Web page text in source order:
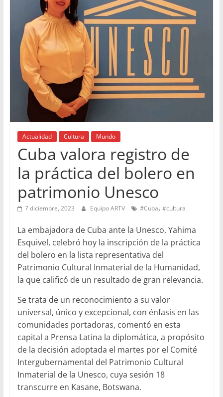
Actualidad Cultura Mundo
Cuba valora registro de
la práctica del bolero en
patrimonio Unesco
7 diciembre, 2023 Equipo ARTV #Cuba, #cultura
La embajadora de Cuba ante la Unesco, Yahima
Esquivel, celebró hoy la inscripción de la práctica
del bolero en la lista representativa del
Patrimonio Cultural Inmaterial de la Humanidad,
la que calificó de un resultado de gran relevancia.
Se trata de un reconocimiento a su valor
universal, único y excepcional, con énfasis en las
comunidades portadoras, comentó en esta
capital a Prensa Latina la diplomática, a propósito
de la decisión adoptada el martes por el Comité
Intergubernamental del Patrimonio Cultural
Inmaterial de la Unesco, cuya sesión 18
transcurre en Kasane, Botswana.